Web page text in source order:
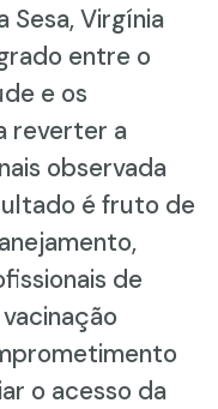
Sesa, Virgínia
entre o
e os
reverter a
observada
é fruto de
de
o acesso da